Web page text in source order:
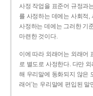
사정 작업을 표준어 규정과
를 사정하는 데에는 사회적,
사정하는 데에는 그러한 기
마련한 것이다.
이에 따라 외래어는 외래어
로 별도로 사정한다. 다만
해 우리말에 동화되지 않은
래어’는 우리말에 편입된